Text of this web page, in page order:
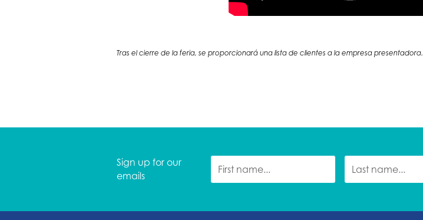
Tras el cierre de la feria, se proporcionará una lista de clientes a la empresa presentadora.
Sign up for our
emails